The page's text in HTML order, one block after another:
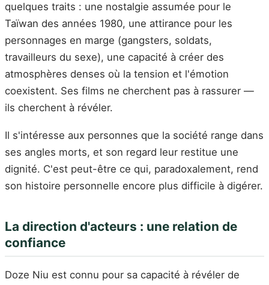
quelques traits : une nostalgie assumée pour le
Taïwan des années 1980, une attirance pour les
personnages en marge (gangsters, soldats,
travailleurs du sexe), une capacité à créer des
atmosphères denses où la tension et l'émotion
coexistent. Ses films ne cherchent pas à rassurer —
ils cherchent à révéler.
Il s'intéresse aux personnes que la société range dans
ses angles morts, et son regard leur restitue une
dignité. C'est peut-être ce qui, paradoxalement, rend
son histoire personnelle encore plus difficile à digérer.
La direction d'acteurs : une relation de
confiance
Doze Niu est connu pour sa capacité à révéler de